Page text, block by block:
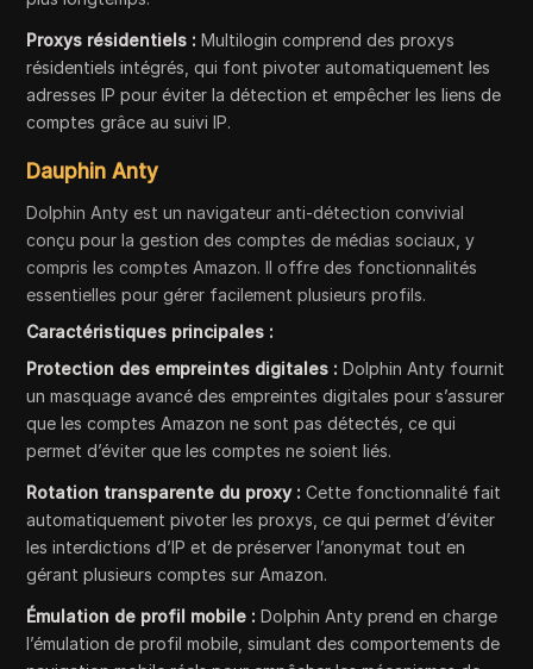
Proxys résidentiels : Multilogin comprend des proxys
résidentiels intégrés, qui font pivoter automatiquement les
adresses IP pour éviter la détection et empêcher les liens de
comptes grâce au suivi IP.
Dauphin Anty
Dolphin Anty est un navigateur anti-détection convivial
conçu pour la gestion des comptes de médias sociaux, y
compris les comptes Amazon. Il offre des fonctionnalités
essentielles pour gérer facilement plusieurs profils.
Caractéristiques principales :
Protection des empreintes digitales : Dolphin Anty fournit
un masquage avancé des empreintes digitales pour s’assurer
que les comptes Amazon ne sont pas détectés, ce qui
permet d’éviter que les comptes ne soient liés.
Rotation transparente du proxy : Cette fonctionnalité fait
automatiquement pivoter les proxys, ce qui permet d’éviter
les interdictions d’IP et de préserver l’anonymat tout en
gérant plusieurs comptes sur Amazon.
Émulation de profil mobile : Dolphin Anty prend en charge
l’émulation de profil mobile, simulant des comportements de